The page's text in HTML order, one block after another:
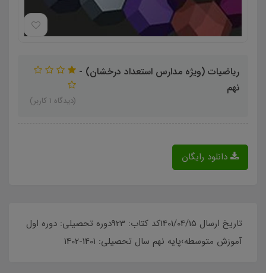
ریاضیات (ویژه مدارس استعداد درخشان) -
نهم
(دیدگاه 1 کاربر)
دانلود رایگان
تاریخ ارسال 1401/04/15کد کتاب: 923دوره تحصیلی: دوره اول
آموزش متوسطه›پایه نهم سال تحصیلی: 1401-1402